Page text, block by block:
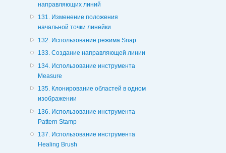
направляющих линий
131. Изменение положения
начальной точки линейки
132. Использование режима Snap
133. Создание направляющей линии
134. Использование инструмента
Measure
135. Клонирование областей в одном
изображении
136. Использование инструмента
Pattern Stamp
137. Использование инструмента
Healing Brush